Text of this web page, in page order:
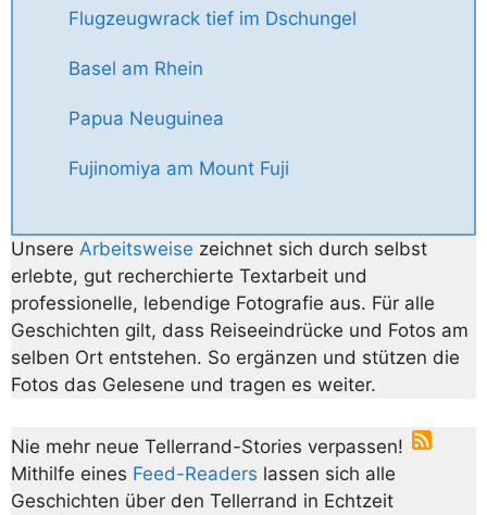
Flugzeugwrack tief im Dschungel
Basel am Rhein
Papua Neuguinea
Fujinomiya am Mount Fuji
Unsere Arbeitsweise zeichnet sich durch selbst
erlebte, gut recherchierte Textarbeit und
professionelle, lebendige Fotografie aus. Für alle
Geschichten gilt, dass Reiseeindrücke und Fotos am
selben Ort entstehen. So ergänzen und stützen die
Fotos das Gelesene und tragen es weiter.
Nie mehr neue Tellerrand-Stories verpassen!
Mithilfe eines Feed-Readers lassen sich alle
Geschichten über den Tellerrand in Echtzeit